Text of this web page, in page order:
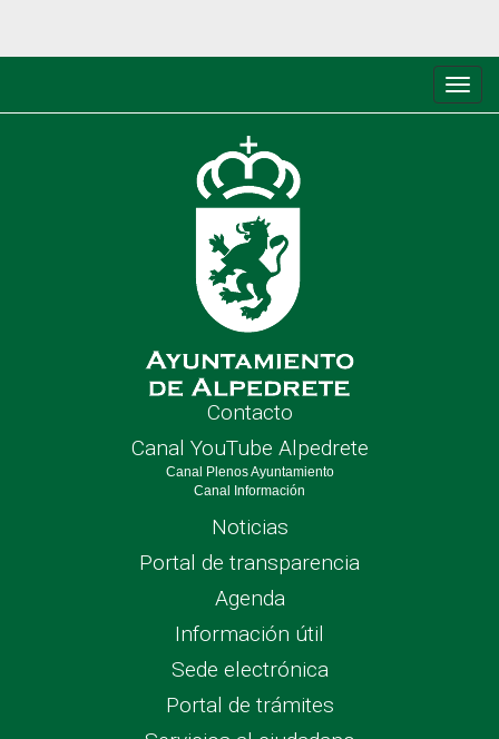
de
Contacto
Canal YouTube Alpedrete
Canal Plenos Ayuntamiento
Canal Información
Noticias
Portal de transparencia
Agenda
Información útil
Sede electrónica
Portal de trámites